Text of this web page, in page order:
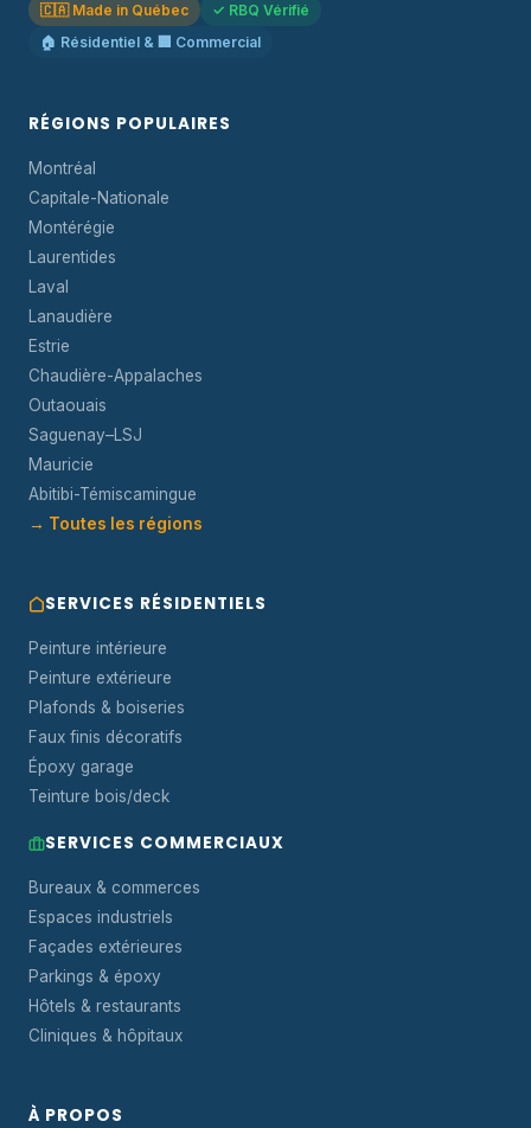
🇨🇦 Made in Québec
✓ RBQ Vérifié
🏠 Résidentiel & 🏢 Commercial
RÉGIONS POPULAIRES
Montréal
Capitale-Nationale
Montérégie
Laurentides
Laval
Lanaudière
Estrie
Chaudière-Appalaches
Outaouais
Saguenay–LSJ
Mauricie
Abitibi-Témiscamingue
→ Toutes les régions
SERVICES RÉSIDENTIELS
Peinture intérieure
Peinture extérieure
Plafonds & boiseries
Faux finis décoratifs
Époxy garage
Teinture bois/deck
SERVICES COMMERCIAUX
Bureaux & commerces
Espaces industriels
Façades extérieures
Parkings & époxy
Hôtels & restaurants
Cliniques & hôpitaux
À PROPOS